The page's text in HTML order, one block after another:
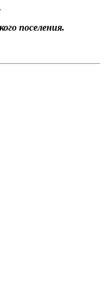
поселения.